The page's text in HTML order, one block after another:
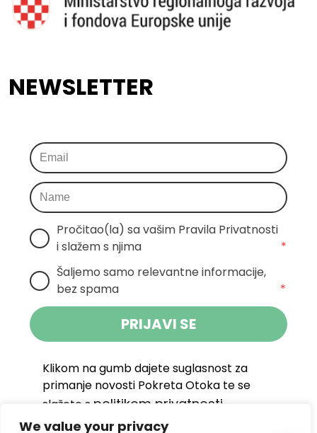
We value your privacy
NEWSLETTER
Pročitao(la) sa vašim Pravila Privatnosti
i slažem s njima
*
Šaljemo samo relevantne informacije,
bez spama
*
PRIJAVI SE
Klikom na gumb dajete suglasnost za
primanje novosti Pokreta Otoka te se
slažete s politikom privatnosti.